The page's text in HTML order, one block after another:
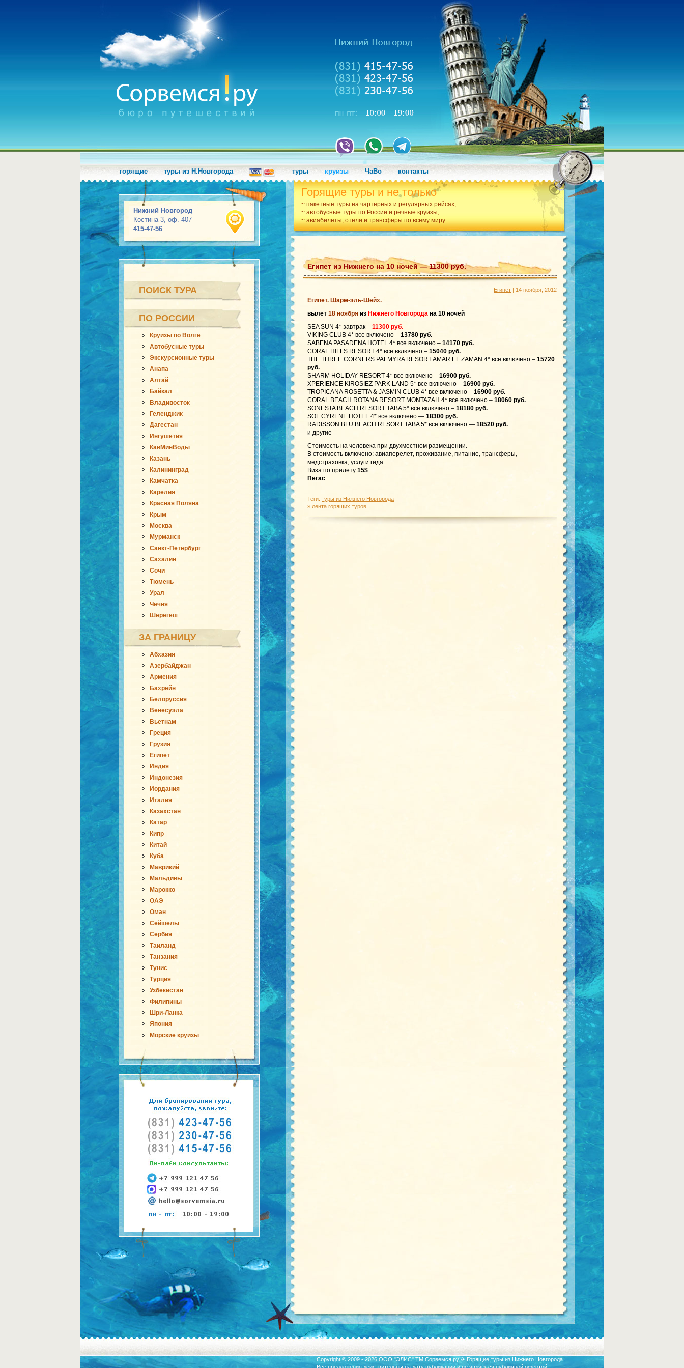
горящие туры из Н.Новгорода туры круизы ЧаВо контакты
Нижний Новгород
Костина 3, оф. 407
415-47-56
Горящие туры и не только
~ пакетные туры на чартерных и регулярных рейсах,
~ автобусные туры по России и речные круизы,
~ авиабилеты, отели и трансферы по всему миру.
ПОИСК ТУРА
ПО РОССИИ
Круизы по Волге
Автобусные туры
Экскурсионные туры
Анапа
Алтай
Байкал
Владивосток
Геленджик
Дагестан
Ингушетия
КавМинВоды
Казань
Калининград
Камчатка
Карелия
Красная Поляна
Крым
Москва
Мурманск
Санкт-Петербург
Сахалин
Сочи
Тюмень
Урал
Чечня
Шерегеш
ЗА ГРАНИЦУ
Абхазия
Азербайджан
Армения
Бахрейн
Белоруссия
Венесуэла
Вьетнам
Греция
Грузия
Египет
Индия
Индонезия
Иордания
Италия
Казахстан
Катар
Кипр
Китай
Куба
Маврикий
Мальдивы
Марокко
ОАЭ
Оман
Сейшелы
Сербия
Таиланд
Танзания
Тунис
Турция
Узбекистан
Филипины
Шри-Ланка
Япония
Морские круизы
Египет из Нижнего на 10 ночей — 11300 руб.
Египет | 14 ноября, 2012
Египет. Шарм-эль-Шейх.
вылет 18 ноября из Нижнего Новгорода на 10 ночей
SEA SUN 4* завтрак – 11300 руб.
VIKING CLUB 4* все включено – 13780 руб.
SABENA PASADENA HOTEL 4* все включено – 14170 руб.
CORAL HILLS RESORT 4* все включено – 15040 руб.
THE THREE CORNERS PALMYRA RESORT AMAR EL ZAMAN 4* все включено – 15720
руб.
SHARM HOLIDAY RESORT 4* все включено – 16900 руб.
XPERIENCE KIROSIEZ PARK LAND 5* все включено – 16900 руб.
TROPICANA ROSETTA & JASMIN CLUB 4* все включено – 16900 руб.
CORAL BEACH ROTANA RESORT MONTAZAH 4* все включено – 18060 руб.
SONESTA BEACH RESORT TABA 5* все включено – 18180 руб.
SOL CYRENE HOTEL 4* все включено — 18300 руб.
RADISSON BLU BEACH RESORT TABA 5* все включено — 18520 руб.
и другие
Стоимость на человека при двухместном размещении.
В стоимость включено: авиаперелет, проживание, питание, трансферы,
медстраховка, услуги гида.
Виза по прилету 15$
Пегас
Теги: туры из Нижнего Новгорода
» лента горящих туров
Copyright © 2009 - 2026 ООО "ЭЛИС" ТМ Сорвемся.ру ✈ Горящие туры из Нижнего Новгорода